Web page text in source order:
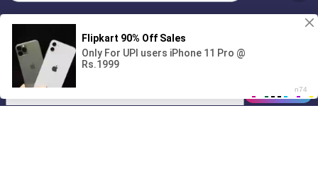
01/07
00:00
Без обязательств и лишних слов,
только сегодня 💦
20:11
1